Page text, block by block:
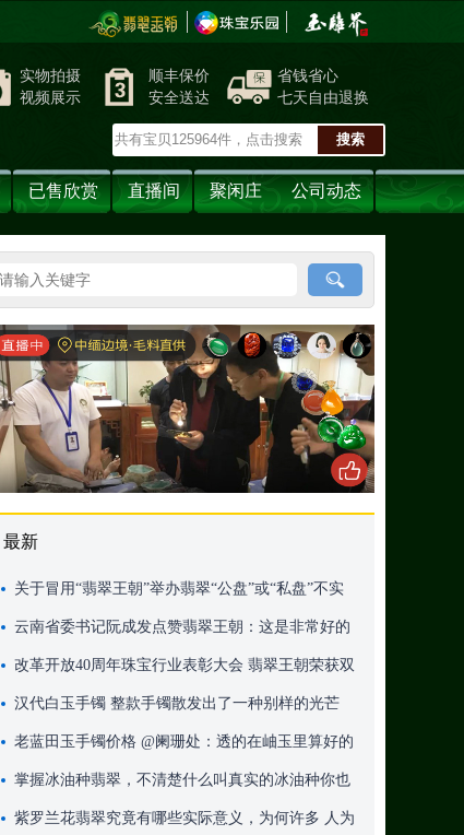
实物拍摄
视频展示
顺丰保价
安全送达
省钱省心
七天自由退换
已售欣赏 直播间 聚闲庄 公司动态
最新
关于冒用“翡翠王朝”举办翡翠“公盘”或“私盘”不实
消息的公告
云南省委书记阮成发点赞翡翠王朝：这是非常好的
新业态，要做出品牌！
改革开放40周年珠宝行业表彰大会 翡翠王朝荣获双
重大奖
汉代白玉手镯 整款手镯散发出了一种别样的光芒
老蓝田玉手镯价格 @阑珊处：透的在岫玉里算好的
了吧
掌握冰油种翡翠，不清楚什么叫真实的冰油种你也
就out了
紫罗兰花翡翠究竟有哪些实际意义，为何许多 人为